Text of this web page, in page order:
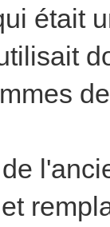
était